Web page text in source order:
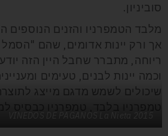
סוביניון.
מלבד הטמפרניו והזנים
אך ורק יינות אדומים, שהם
ריוחה, מתברר שחבל היין הזה
וכמה יינות לבנים, טעימים
שיכולים לשמש מדגם מייצג